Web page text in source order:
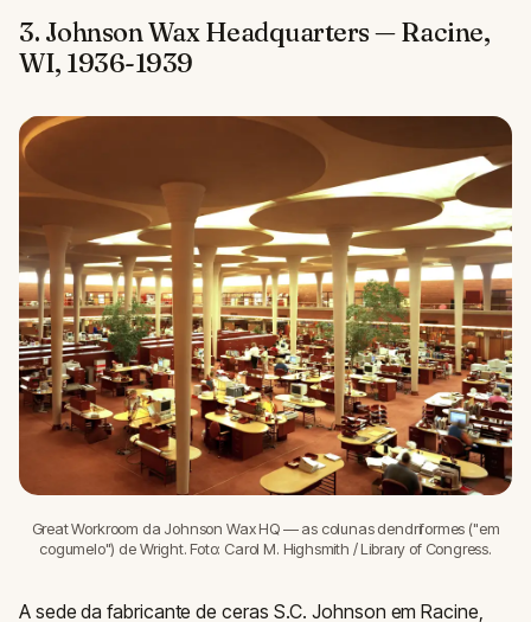
3. Johnson Wax Headquarters — Racine,
WI, 1936-1939
Great Workroom da Johnson Wax HQ — as colunas dendriformes ("em
cogumelo") de Wright. Foto: Carol M. Highsmith / Library of Congress.
A sede da fabricante de ceras S.C. Johnson em Racine,